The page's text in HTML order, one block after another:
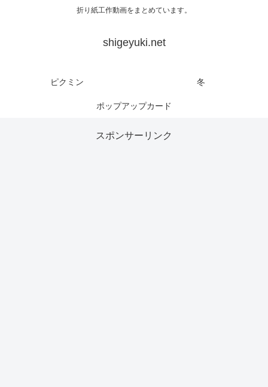
折り紙工作動画をまとめています。
shigeyuki.net
ピクミン 冬
ポップアップカード
スポンサーリンク